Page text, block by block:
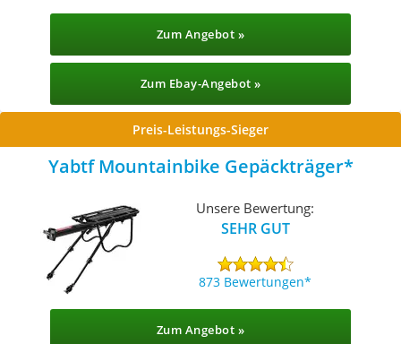
Zum Angebot »
Zum Ebay-Angebot »
Preis-Leistungs-Sieger
Yabtf Mountainbike Gepäckträger
Unsere Bewertung:
SEHR GUT
873 Bewertungen
Zum Angebot »